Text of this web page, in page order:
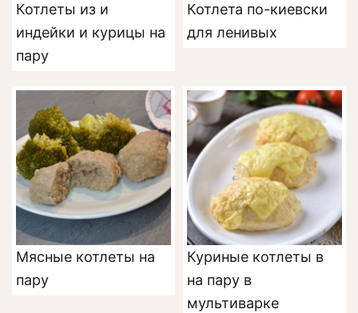
Котлеты из и
индейки и курицы на
пару
Котлета по-киевски
для ленивых
Мясные котлеты на
пару
Куриные котлеты в
на пару в
мультиварке